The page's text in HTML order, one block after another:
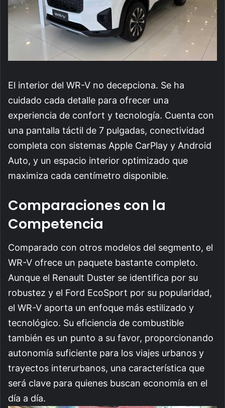
El interior del WR-V no decepciona. Se ha
cuidado cada detalle para ofrecer una
experiencia de confort y tecnología. Cuenta con
una pantalla táctil de 7 pulgadas, conectividad
completa con sistemas Apple CarPlay y Android
Auto, y un espacio interior optimizado que
maximiza cada centímetro disponible.
Comparaciones con la
Competencia
Comparado con otros modelos del segmento, el
WR-V ofrece un paquete bastante completo.
Aunque el Renault Duster se identifica por su
robustez y el Ford EcoSport por su popularidad,
el WR-V aporta un enfoque más estilizado y
tecnológico. Su eficiencia de combustible
también es un punto a su favor, proporcionando
autonomía suficiente para los viajes urbanos y
trayectos interurbanos, una característica que
será clave para quienes buscan economía en el
día a día.